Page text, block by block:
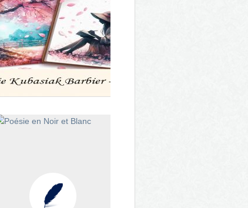
Bella Un printemps Alpin